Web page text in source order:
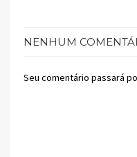
NENHUM
Seu comentário passará